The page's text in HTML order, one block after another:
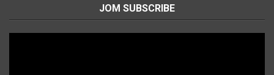
JOM SUBSCRIBE